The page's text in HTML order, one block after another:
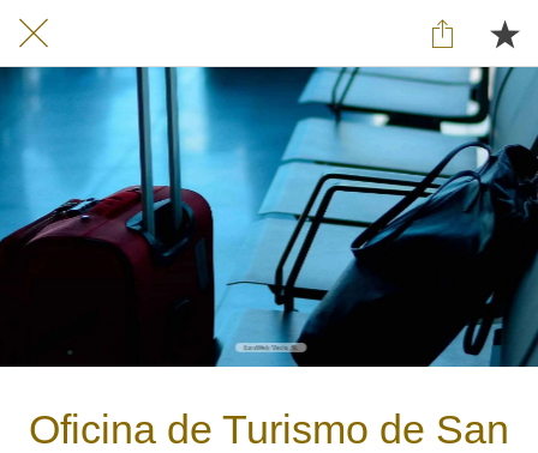
Oficina de Turismo de San